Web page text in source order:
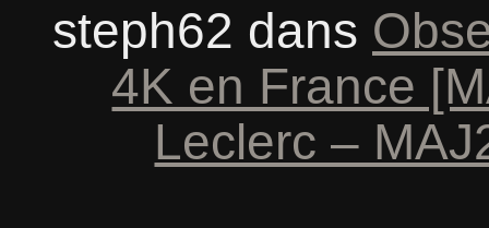
steph62 dans
4K en France
Leclerc –